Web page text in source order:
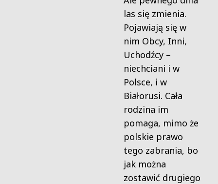
las się zmienia.
Pojawiają się w
nim Obcy, Inni,
Uchodźcy –
niechciani i w
Polsce, i w
Białorusi. Cała
rodzina im
pomaga, mimo że
polskie prawo
tego zabrania, bo
jak można
zostawić drugiego